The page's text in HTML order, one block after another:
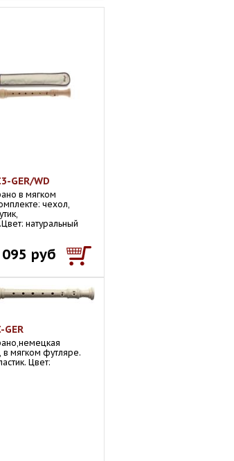
GER/WD
в мягком
чехол,
натуральный
руб
GER
в мягком футляре.
Цвет: